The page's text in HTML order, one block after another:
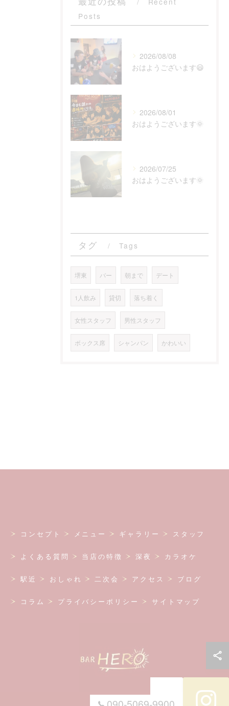
Posts
2026/08/08
おはようございます😃
2026/08/01
おはようございます🌞
2026/07/25
おはようございます🌞
タグ Tags
堺東 バー 朝まで デート
1人飲み 貸切 落ち着く
女性スタッフ 男性スタッフ
ボックス席 シャンパン かわいい
コンセプト メニュー ギャラリー スタッフ
よくある質問 当店の特徴 深夜 カラオケ
駅近 おしゃれ 二次会 アクセス ブログ
コラム プライバシーポリシー サイトマップ